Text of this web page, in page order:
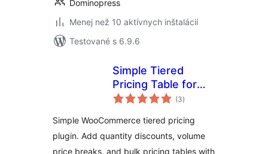
Dominopress
Menej než 10 aktívnych inštalácií
Testované s 6.9.6
Simple Tiered
Pricing Table for
WooCommerce
(3celkové
hodnotenie
)
Simple WooCommerce tiered pricing
plugin. Add quantity discounts, volume
price breaks, and bulk pricing tables with